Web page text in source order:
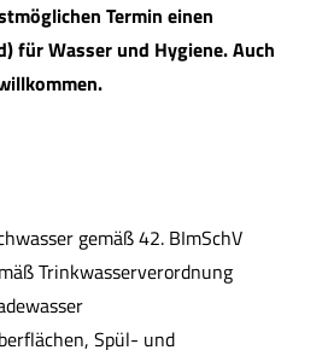
Termin einen
für Wasser und Hygiene. Auch
gemäß 42. BImSchV
Trinkwasserverordnung
Spül- und